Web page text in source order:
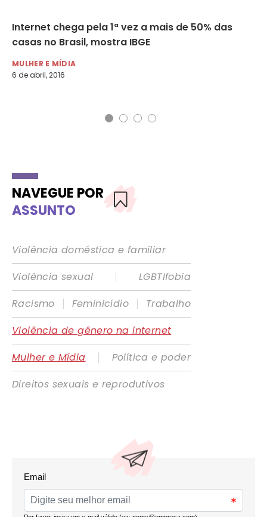
Internet chega pela 1ª vez a mais de 50% das
casas no Brasil, mostra IBGE
MULHER E MÍDIA
6 de abril, 2016
NAVEGUE POR
ASSUNTO
Violência doméstica e familiar
Violência sexual
|
LGBTIfobia
Racismo
| Feminicídio |
Trabalho
Violência de gênero na internet
Mulher e Mídia
|
Política e poder
Direitos sexuais e reprodutivos